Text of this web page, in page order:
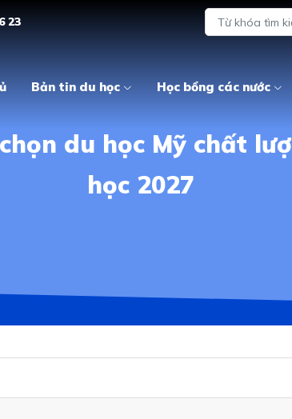
23
Bản tin du học Học bổng các nước
du học Mỹ chất
học 2027